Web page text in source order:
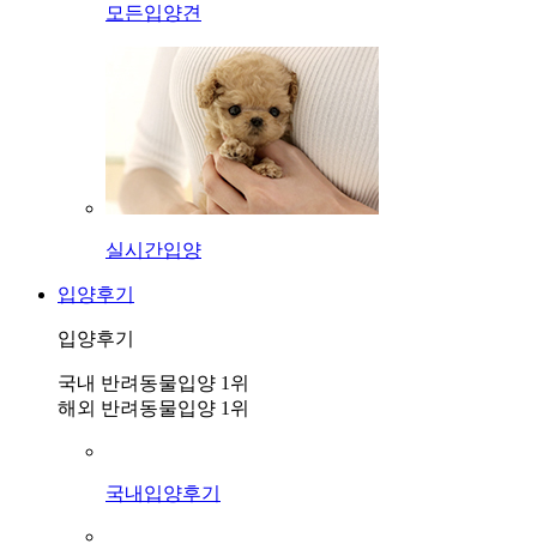
모든입양견
실시간입양
입양후기
입양후기
국내 반려동물입양 1위
해외 반려동물입양 1위
국내입양후기